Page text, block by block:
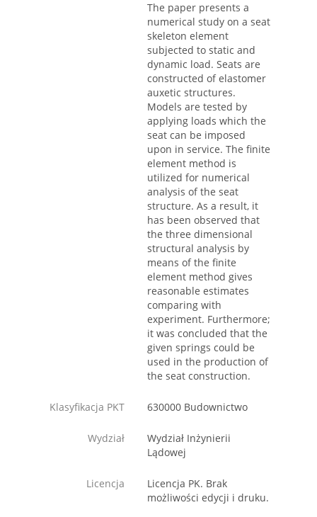
The paper presents a
numerical study on a seat
skeleton element
subjected to static and
dynamic load. Seats are
constructed of elastomer
auxetic structures.
Models are tested by
applying loads which the
seat can be imposed
upon in service. The finite
element method is
utilized for numerical
analysis of the seat
structure. As a result, it
has been observed that
the three dimensional
structural analysis by
means of the finite
element method gives
reasonable estimates
comparing with
experiment. Furthermore;
it was concluded that the
given springs could be
used in the production of
the seat construction.
Klasyfikacja PKT 630000 Budownictwo
Wydział
Wydział Inżynierii
Lądowej
Licencja
Licencja PK. Brak
możliwości edycji i druku.